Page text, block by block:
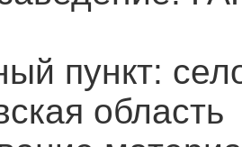
пункт:
область